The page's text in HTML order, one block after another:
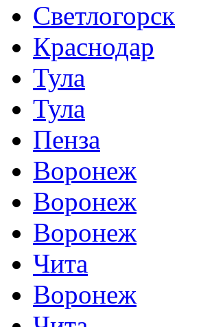
Светлогорск
Краснодар
Тула
Тула
Пенза
Воронеж
Воронеж
Воронеж
Чита
Воронеж